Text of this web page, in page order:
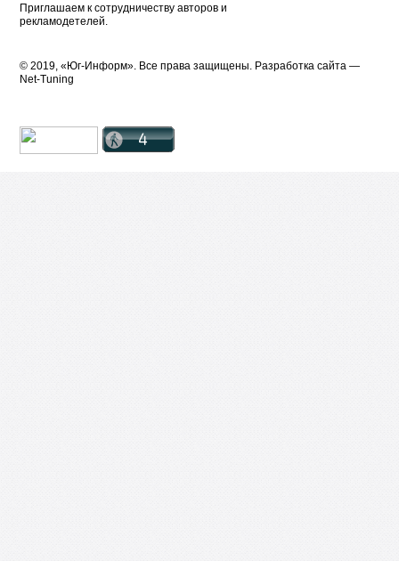
Приглашаем к сотрудничеству авторов и
рекламодетелей.
© 2019, «Юг-Информ». Все права защищены. Разработка cайта —
Net-Tuning